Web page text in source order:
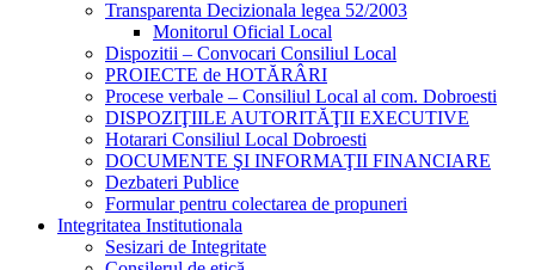
Transparenta Decizionala legea 52/2003
Monitorul Oficial Local
Dispozitii – Convocari Consiliul Local
PROIECTE de HOTĂRÂRI
Procese verbale – Consiliul Local al com. Dobroesti
DISPOZIŢIILE AUTORITĂŢII EXECUTIVE
Hotarari Consiliul Local Dobroesti
DOCUMENTE ŞI INFORMAŢII FINANCIARE
Dezbateri Publice
Formular pentru colectarea de propuneri
Integritatea Institutionala
Sesizari de Integritate